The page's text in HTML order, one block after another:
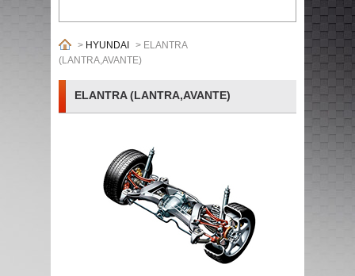
> HYUNDAI > ELANTRA
(LANTRA,AVANTE)
ELANTRA (LANTRA,AVANTE)